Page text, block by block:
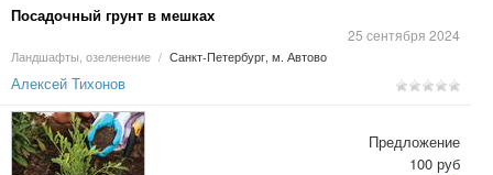
Посадочный грунт в мешках
25 сентября 2024
Ландшафты, озеленение / Санкт-Петербург, м. Автово
Алексей Тихонов
Предложение
100 руб